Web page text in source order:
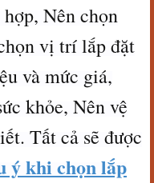
Nên chọn
vị trí lắp đặt
và mức giá,
khỏe, Nên vệ
Tất cả sẽ được
ý khi chọn lắp